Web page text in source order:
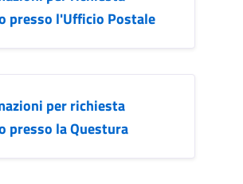
presso l'Ufficio Postale
per richiesta
presso la Questura